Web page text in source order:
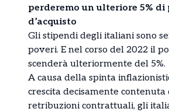
perderemo un ulteriore 5% di
d’acquisto
Gli stipendi degli italiani sono
poveri. E nel corso del 2022 il
scenderà ulteriormente del 5%.
A causa della spinta
crescita decisamente contenuta
retribuzioni contrattuali, gli